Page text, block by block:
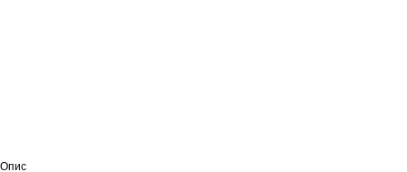
Опис